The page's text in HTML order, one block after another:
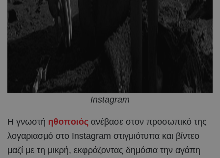
Instagram
Η γνωστή ηθοποιός ανέβασε στον προσωπικό της
λογαριασμό στο Instagram στιγμιότυπα και βίντεο
μαζί με τη μικρή, εκφράζοντας δημόσια την αγάπη